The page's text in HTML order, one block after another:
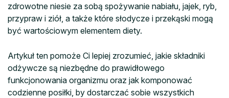
zdrowotne niesie za sobą spożywanie nabiału, jajek, ryb,
przypraw i ziół, a także które słodycze i przekąski mogą
być wartościowym elementem diety.
Artykuł ten pomoże Ci lepiej zrozumieć, jakie składniki
odżywcze są niezbędne do prawidłowego
funkcjonowania organizmu oraz jak komponować
codzienne posiłki, by dostarczać sobie wszystkich